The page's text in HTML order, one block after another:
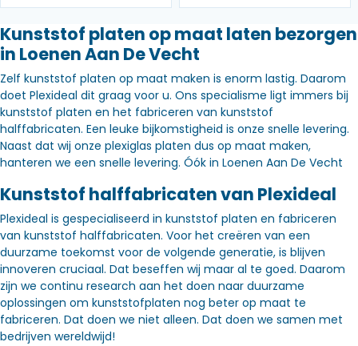
Kunststof platen op maat laten bezorgen
in Loenen Aan De Vecht
Zelf kunststof platen op maat maken is enorm lastig. Daarom
doet Plexideal dit graag voor u. Ons specialisme ligt immers bij
kunststof platen en het fabriceren van kunststof
halffabricaten. Een leuke bijkomstigheid is onze snelle levering.
Naast dat wij onze plexiglas platen dus op maat maken,
hanteren we een snelle levering. Óók in Loenen Aan De Vecht
Kunststof halffabricaten van Plexideal
Plexideal is gespecialiseerd in kunststof platen en fabriceren
van kunststof halffabricaten. Voor het creëren van een
duurzame toekomst voor de volgende generatie, is blijven
innoveren cruciaal. Dat beseffen wij maar al te goed. Daarom
zijn we continu research aan het doen naar duurzame
oplossingen om kunststofplaten nog beter op maat te
fabriceren. Dat doen we niet alleen. Dat doen we samen met
bedrijven wereldwijd!